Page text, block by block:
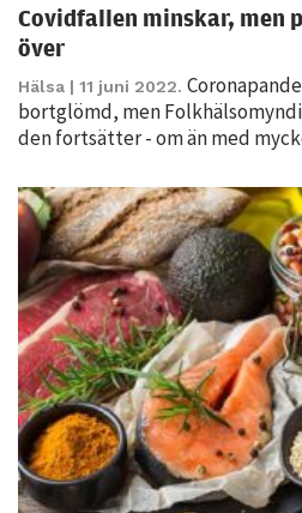
Covidfallen minskar, men
över
Hälsa | 11 juni 2022.
bortglömd, men
den fortsätter - om än med